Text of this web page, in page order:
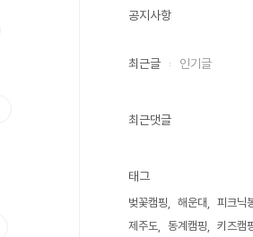
공지사항
최근글 인기글
최근댓글
태그
벚꽃캠핑 해운대 피크닉
제주도
동계캠핑 키즈캠